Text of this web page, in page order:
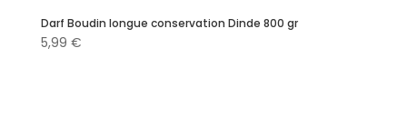
Darf Boudin longue conservation Dinde 800 gr
5,99 €